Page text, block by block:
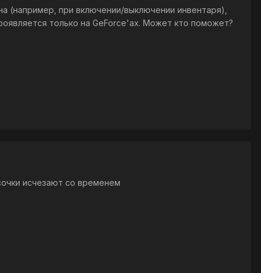
(например, при включении/выключении инвентаря),
только на GeForce'ах. Может кто поможет?
исчезают со временем